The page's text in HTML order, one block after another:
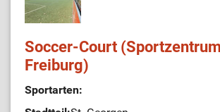
Soccer-Court
Freiburg)
Sportarten: